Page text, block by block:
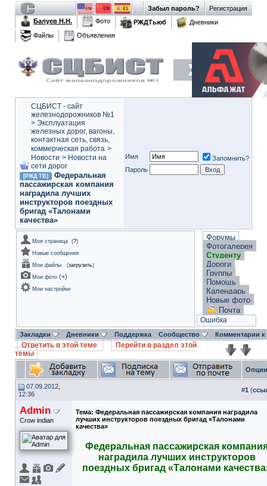
Регистрация
Забыл пароль?
Балуев Н.Н.
Фото РЖДТьюб
Дневники
Файлы
Объявления
СЦБИСТ - сайт
железнодорожников №1
> Эксплуатация
железных дорог, вагоны,
контактная сеть, связь,
коммерческая работа >
Новости > Новости на
сети дорог
[РЖД ТВ]
Федеральная
пассажирская компания
наградила лучших
инструкторов поездных
бригад «Талонами
качества»
Имя
Запомнить?
Пароль
Моя страница (?)
Новые сообщения
Мои файлы
(загрузить)
Мои фото (+)
Мои настройки
Форумы
Фотогалерея
Студенту
Дороги
Группы
Помощь
Календарь
Новые фото
Почта
Ошибка
Закладки Дневники Поддержка Сообщество Комментарии
Ответить в этой теме
Перейти в раздел этой
темы
07.09.2012,
12:36
#1 (
Admin
Crow indian
Тема: Федеральная пассажирская компания наградила
лучших инструкторов поездных бригад «Талонами
качества»
Федеральная пассажирская
наградила лучших инструкторов
поездных бригад «Талонами